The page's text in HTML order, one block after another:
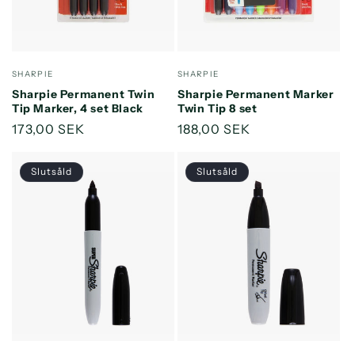
Säljare:
SHARPIE
Sharpie Permanent Twin
Tip Marker, 4 set Black
Ordinarie
173,00 SEK
Säljare:
SHARPIE
Sharpie Permanent Marker
Twin Tip 8 set
Ordinarie
188,00 SEK
Slutsåld Slutsåld